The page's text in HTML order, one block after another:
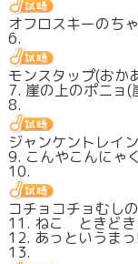
オフロスキーのち
6.
モンスタップ(おか
7. 崖の上のポニョ(
8.
ジャンケントレイ
9. こんやこんにゃ
10.
コチョコチョむし
11. ねこ ときど
12. あっというま
13.